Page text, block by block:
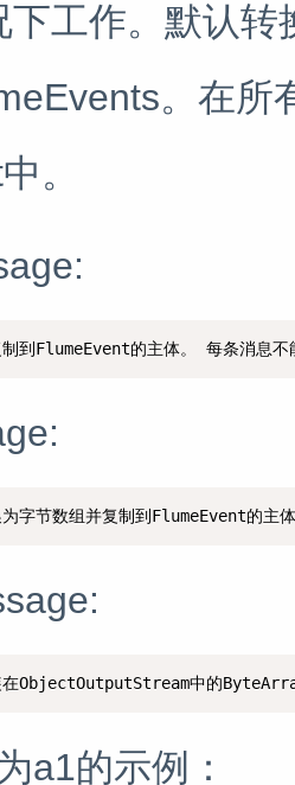
下工作。默认
。在所
。
到FlumeEvent的主体。 每条消息不
字节数组并复制到FlumeEvent的主
在ObjectOutputStream中的
a1的示例：